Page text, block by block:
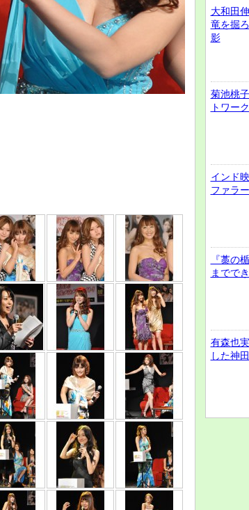
大和田
竜を掘
影
菊池桃
トワー
インド
ファラ
『藁の
までで
有森也
した神